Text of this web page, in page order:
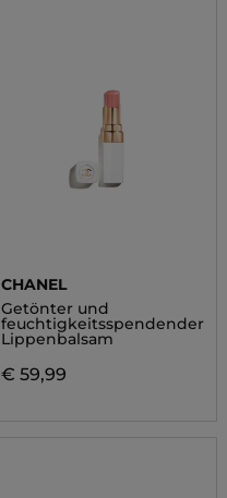
CHANEL
Getönter und
feuchtigkeitsspendender
Lippenbalsam
€ 59,99